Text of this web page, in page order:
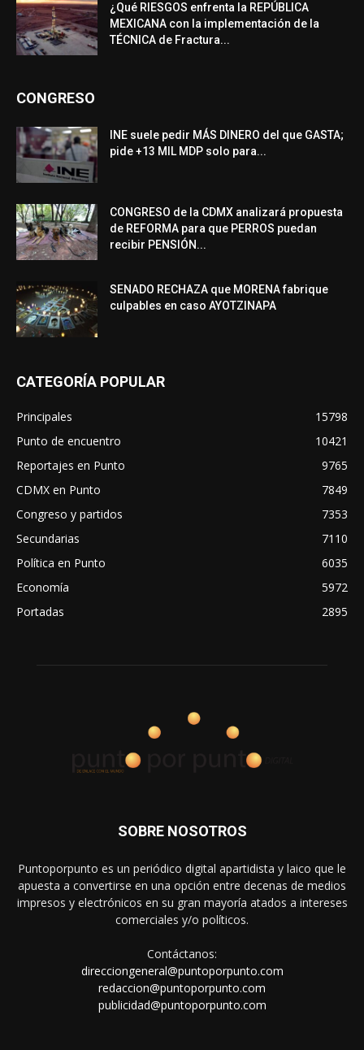
¿Qué RIESGOS enfrenta la REPÚBLICA
MEXICANA con la implementación de la
TÉCNICA de Fractura...
CONGRESO
INE suele pedir MÁS DINERO del que GASTA;
pide +13 MIL MDP solo para...
CONGRESO de la CDMX analizará propuesta
de REFORMA para que PERROS puedan
recibir PENSIÓN...
SENADO RECHAZA que MORENA fabrique
culpables en caso AYOTZINAPA
CATEGORÍA POPULAR
Principales
15798
Punto de encuentro
10421
Reportajes en Punto
9765
CDMX en Punto
7849
Congreso y partidos
7353
Secundarias
7110
Política en Punto
6035
Economía
5972
Portadas
2895
SOBRE NOSOTROS
Puntoporpunto es un periódico digital apartidista y laico que le
apuesta a convertirse en una opción entre decenas de medios
impresos y electrónicos en su gran mayoría atados a intereses
comerciales y/o políticos.
Contáctanos:
direcciongeneral@puntoporpunto.com
redaccion@puntoporpunto.com
publicidad@puntoporpunto.com